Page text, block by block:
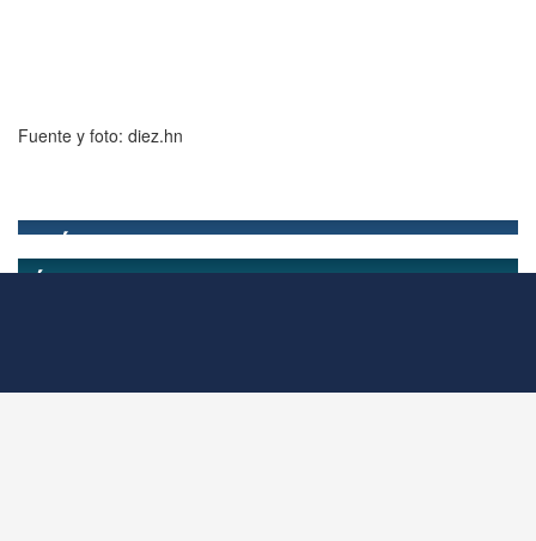
Fuente y foto: diez.hn